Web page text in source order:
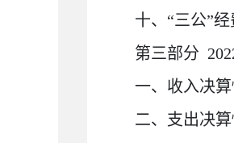
十、 “三公”经
第三部分
一、收入决
二、支出决